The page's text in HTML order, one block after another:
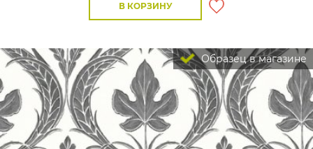
В КОРЗИНУ
Образец в магазине